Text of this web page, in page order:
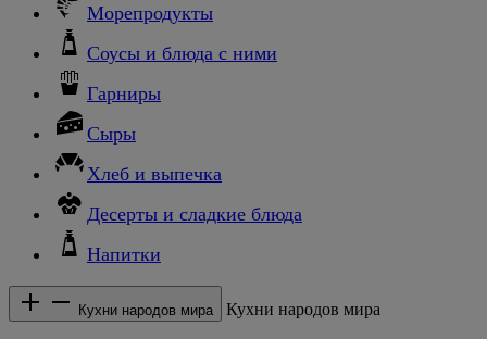
Морепродукты
Соусы и блюда с ними
Гарниры
Сыры
Хлеб и выпечка
Десерты и сладкие блюда
Напитки
Кухни народов мира Кухни народов мира